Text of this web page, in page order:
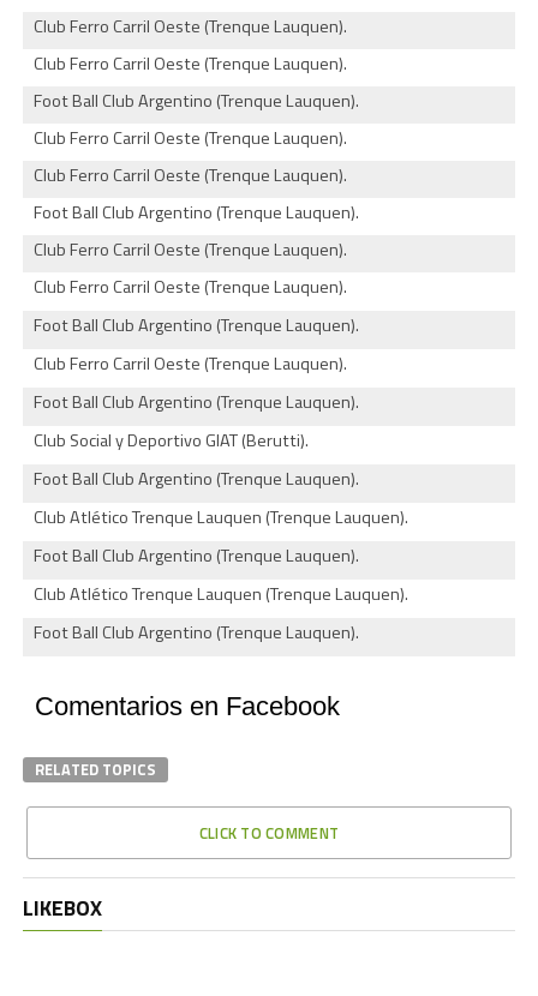
Club Ferro Carril Oeste (Trenque Lauquen).
Club Ferro Carril Oeste (Trenque Lauquen).
Foot Ball Club Argentino (Trenque Lauquen).
Club Ferro Carril Oeste (Trenque Lauquen).
Club Ferro Carril Oeste (Trenque Lauquen).
Foot Ball Club Argentino (Trenque Lauquen).
Club Ferro Carril Oeste (Trenque Lauquen).
Club Ferro Carril Oeste (Trenque Lauquen).
Foot Ball Club Argentino (Trenque Lauquen).
Club Ferro Carril Oeste (Trenque Lauquen).
Foot Ball Club Argentino (Trenque Lauquen).
Club Social y Deportivo GIAT (Berutti).
Foot Ball Club Argentino (Trenque Lauquen).
Club Atlético Trenque Lauquen (Trenque Lauquen).
Foot Ball Club Argentino (Trenque Lauquen).
Club Atlético Trenque Lauquen (Trenque Lauquen).
Foot Ball Club Argentino (Trenque Lauquen).
Comentarios en Facebook
RELATED TOPICS
CLICK TO COMMENT
LIKEBOX